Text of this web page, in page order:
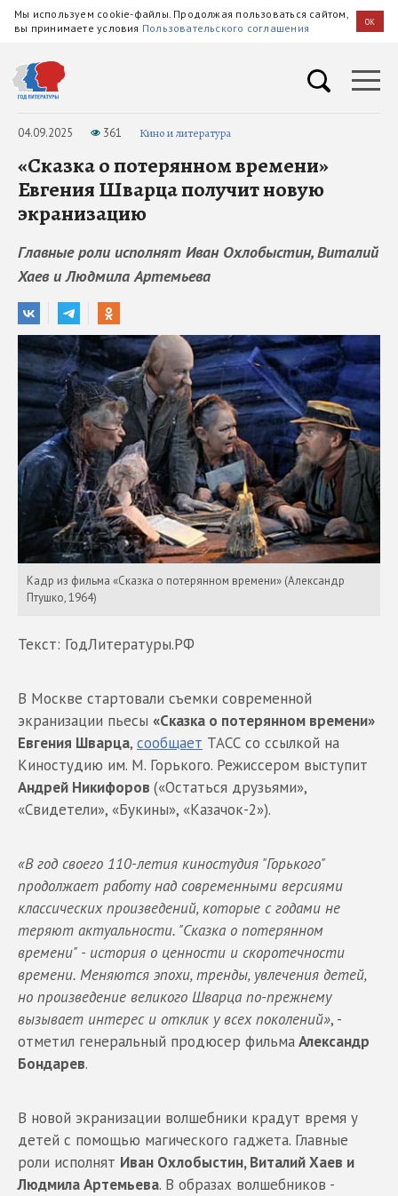
Мы используем cookie-файлы. Продолжая пользоваться сайтом,
вы принимаете условия Пользовательского соглашения OK
04.09.2025 361 Кино и литература
«Сказка о потерянном времени»
Евгения Шварца получит новую
экранизацию
Главные роли исполнят Иван Охлобыстин, Виталий
Хаев и Людмила Артемьева
Кадр из фильма «Сказка о потерянном времени» (Александр
Птушко, 1964)
Текст: ГодЛитературы.РФ
В Москве стартовали съемки современной
экранизации пьесы «Сказка о потерянном времени»
Евгения Шварца, сообщает ТАСС со ссылкой на
Киностудию им. М. Горького. Режиссером выступит
Андрей Никифоров («Остаться друзьями»,
«Свидетели», «Букины», «Казачок-2»).
«В год своего 110-летия киностудия "Горького"
продолжает работу над современными версиями
классических произведений, которые с годами не
теряют актуальности. "Сказка о потерянном
времени" - история о ценности и скоротечности
времени. Меняются эпохи, тренды, увлечения детей,
но произведение великого Шварца по-прежнему
вызывает интерес и отклик у всех поколений», -
отметил генеральный продюсер фильмаАлександр
Бондарев.
В новой экранизации волшебники крадут время у
детей с помощью магического гаджета. Главные
роли исполнят Иван Охлобыстин, Виталий Хаев и
Людмила Артемьева. В образах волшебников -